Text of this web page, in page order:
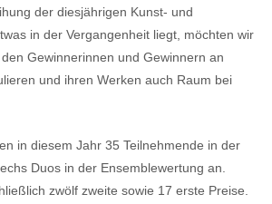
der diesjährigen Kunst- und
in der Vergangenheit liegt, möchten wir
Gewinnerinnen und Gewinnern an
und ihren Werken auch Raum bei
in diesem Jahr 35 Teilnehmende in der
Duos in der Ensemblewertung an.
zwölf zweite sowie 17 erste Preise.